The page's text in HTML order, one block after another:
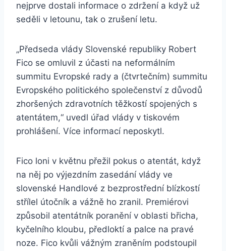
nejprve dostali informace o zdržení a když už
seděli v letounu, tak o zrušení letu.
„Předseda vlády Slovenské republiky Robert
Fico se omluvil z účasti na neformálním
summitu Evropské rady a (čtvrtečním) summitu
Evropského politického společenství z důvodů
zhoršených zdravotních těžkostí spojených s
atentátem,“ uvedl úřad vlády v tiskovém
prohlášení. Více informací neposkytl.
Fico loni v květnu přežil pokus o atentát, když
na něj po výjezdním zasedání vlády ve
slovenské Handlové z bezprostřední blízkostí
střílel útočník a vážně ho zranil. Premiérovi
způsobil atentátník poranění v oblasti břicha,
kyčelního kloubu, předloktí a palce na pravé
noze. Fico kvůli vážným zraněním podstoupil